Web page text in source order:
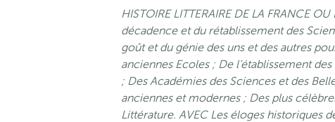
HISTOIRE LITTERAIRE DE LA FRANCE
décadence et du rétablissement des
goût et du génie des uns et des autres
anciennes Ecoles ; De l’établissement
; Des Académies des Sciences et des
anciennes et modernes ; Des plus
Littérature. AVEC Les éloges historiques